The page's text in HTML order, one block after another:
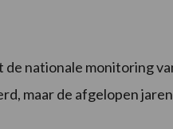
nationale monitoring
maar de afgelopen